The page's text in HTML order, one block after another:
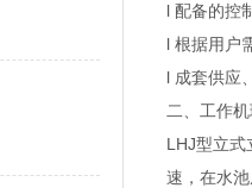
l 配备的控
l 根据用户
l 成套供应
二、工作
LHJ型立式
速，在水